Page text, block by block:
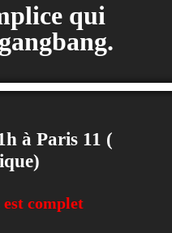
qui
à Paris 11 (
est complet